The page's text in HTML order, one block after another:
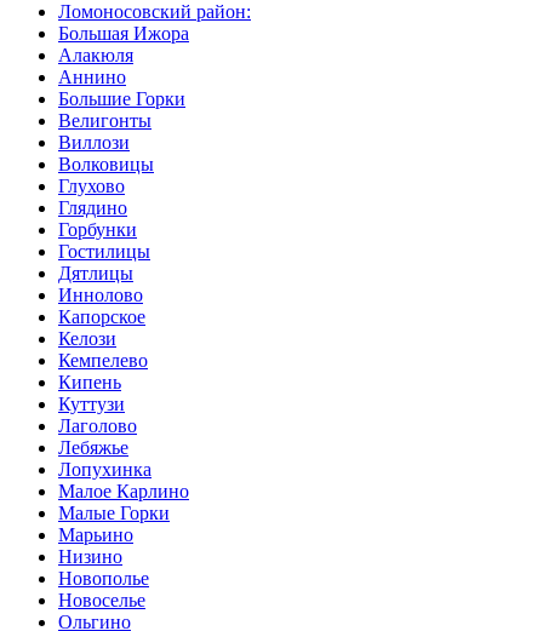
Ломоносовский район:
Большая Ижора
Алакюля
Аннино
Большие Горки
Велигонты
Виллози
Волковицы
Глухово
Глядино
Горбунки
Гостилицы
Дятлицы
Иннолово
Капорское
Келози
Кемпелево
Кипень
Куттузи
Лаголово
Лебяжье
Лопухинка
Малое Карлино
Малые Горки
Марьино
Низино
Новополье
Новоселье
Ольгино